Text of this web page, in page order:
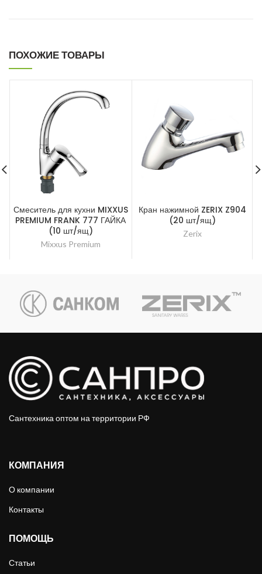
ПОХОЖИЕ ТОВАРЫ
Смеситель для кухни MIXXUS
PREMIUM FRANK 777 ГАЙКА
(10 шт/ящ)
Mixxus Premium
Кран нажимной ZERIX Z904
(20 шт/ящ)
Zerix
Сантехника оптом на территории РФ
КОМПАНИЯ
О компании
Контакты
ПОМОЩЬ
Статьи